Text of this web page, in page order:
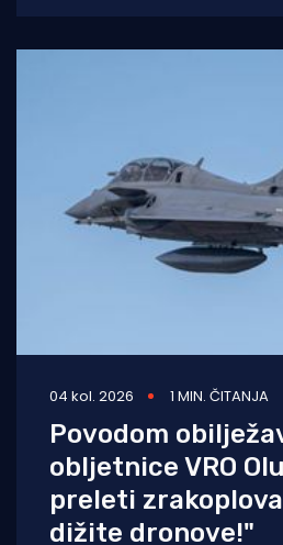
04 kol. 2026 1 MIN. ČITANJA
Povodom
obljetnice VRO
preleti
dižite dronove!"